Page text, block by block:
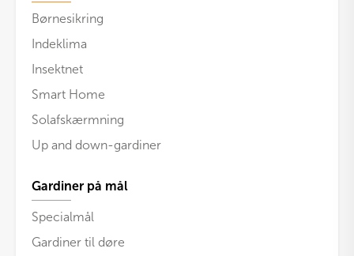
Børnesikring
Indeklima
Insektnet
Smart Home
Solafskærmning
Up and down-gardiner
Gardiner på mål
Specialmål
Gardiner til døre